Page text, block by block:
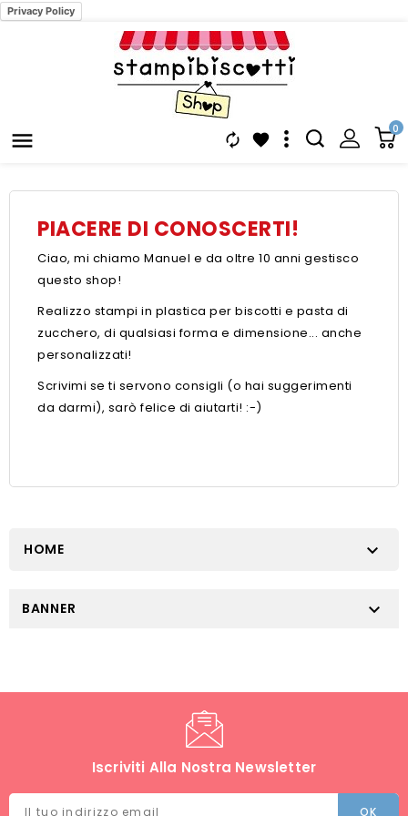
Privacy Policy
 0


PIACERE DI CONOSCERTI!
Ciao, mi chiamo Manuel e da oltre 10 anni gestisco
questo shop!
Realizzo stampi in plastica per biscotti e pasta di
zucchero, di qualsiasi forma e dimensione... anche
personalizzati!
Scrivimi se ti servono consigli (o hai suggerimenti
da darmi), sarò felice di aiutarti! :-)
HOME 
BANNER 
Iscriviti Alla Nostra Newsletter